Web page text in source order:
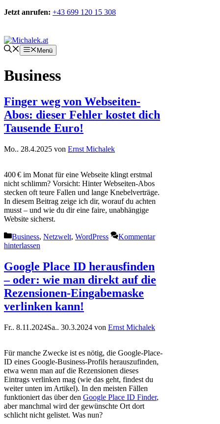
Zum
Jetzt anrufen: +43 699 120 15 308
Menü
Business
Finger weg von Webseiten-
Abos: dieser Fehler kostet dich
Tausende Euro!
Mo.. 28.4.2025 von Ernst Michalek
400 € im Monat für eine Webseite klingt erstmal
nicht schlimm? Vorsicht: Hinter Webseiten-Abos
stecken oft teure Fallen und lange Knebelverträge.
In diesem Beitrag zeige ich dir, worauf du achten
musst – und wie du dir eine faire, unabhängige
Website sicherst.
Kategorien
Business, Netzwelt, WordPress
Kommentar
hinterlassen
Google Place ID herausfinden
– oder: wie man direkt auf die
Rezensionen-Eingabemaske
verlinken kann!
Fr.. 8.11.2024Sa.. 30.3.2024 von Ernst Michalek
Für manche Zwecke ist es nötig, die Google-Place-
ID eines Google-Business-Profils herauszufinden,
etwa wenn man auf die Rezensionen dieses
Eintrags verlinken mag (wie das geht, findest du
weiter unten im Artikel). In den meisten Fällen
funktioniert das über den Google Place ID Finder,
aber manchmal wird der gewünschte Ort dort
schlicht nicht gelistet. Was nun?